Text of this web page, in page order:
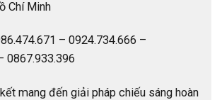
Chí Minh
– 0924.734.666 –
0867.933.396
mang đến giải pháp chiếu sáng hoàn